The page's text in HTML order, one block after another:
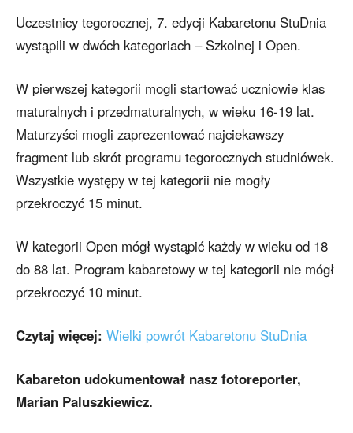
Uczestnicy tegorocznej, 7. edycji Kabaretonu StuDnia
wystąpili w dwóch kategoriach – Szkolnej i Open.
W pierwszej kategorii mogli startować uczniowie klas
maturalnych i przedmaturalnych, w wieku 16-19 lat.
Maturzyści mogli zaprezentować najciekawszy
fragment lub skrót programu tegorocznych studniówek.
Wszystkie występy w tej kategorii nie mogły
przekroczyć 15 minut.
W kategorii Open mógł wystąpić każdy w wieku od 18
do 88 lat. Program kabaretowy w tej kategorii nie mógł
przekroczyć 10 minut.
Czytaj więcej: Wielki powrót Kabaretonu StuDnia
Kabareton udokumentował nasz fotoreporter,
Marian Paluszkiewicz.